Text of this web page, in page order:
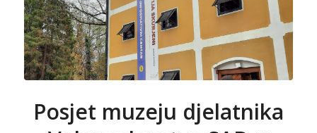
Posjet muzeju djelatnika